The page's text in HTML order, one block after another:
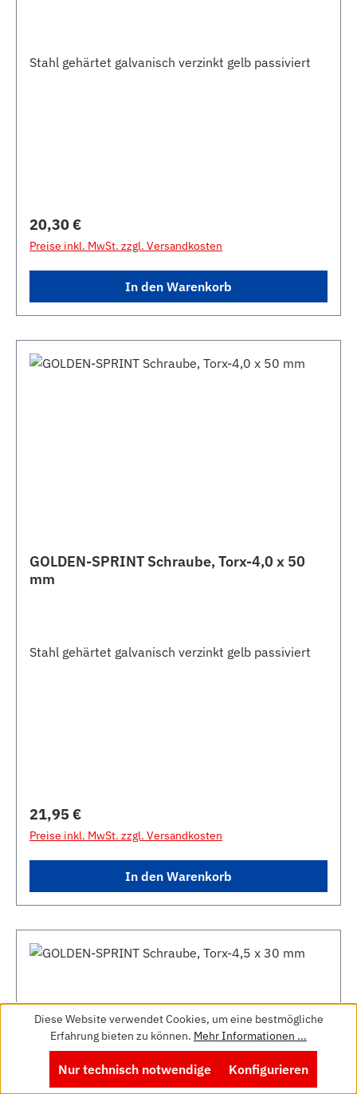
Stahl gehärtet galvanisch verzinkt gelb passiviert
Regulärer Preis:
20,30 €
Preise inkl. MwSt. zzgl. Versandkosten
In den Warenkorb
GOLDEN-SPRINT Schraube, Torx-4,0 x 50
mm
Stahl gehärtet galvanisch verzinkt gelb passiviert
Regulärer Preis:
21,95 €
Preise inkl. MwSt. zzgl. Versandkosten
In den Warenkorb
Diese Website verwendet Cookies, um eine bestmögliche
Erfahrung bieten zu können. Mehr Informationen ...
Nur technisch notwendige Konfigurieren